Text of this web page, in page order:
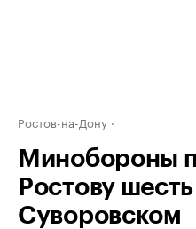
Ростов-на-Дону
Минобороны
Ростову
Суворовском